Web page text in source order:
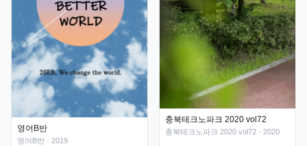
영어B반
영어B반 · 2019
충북테크노파크 2020 vol72
충북테크노파크 2020 vol72 · 2020